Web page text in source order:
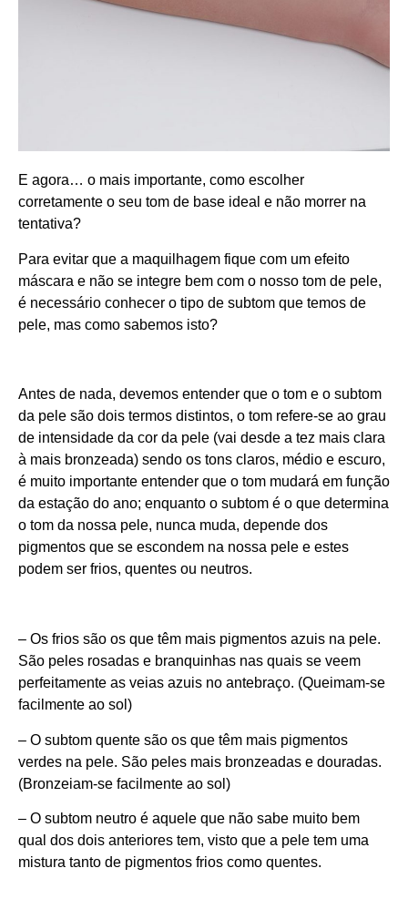
E agora… o mais importante, como escolher
corretamente o seu tom de base ideal e não morrer na
tentativa?
Para evitar que a maquilhagem fique com um efeito
máscara e não se integre bem com o nosso tom de pele,
é necessário conhecer o tipo de subtom que temos de
pele, mas como sabemos isto?
Antes de nada, devemos entender que o tom e o subtom
da pele são dois termos distintos, o tom refere-se ao grau
de intensidade da cor da pele (vai desde a tez mais clara
à mais bronzeada) sendo os tons claros, médio e escuro,
é muito importante entender que o tom mudará em função
da estação do ano; enquanto o subtom é o que determina
o tom da nossa pele, nunca muda, depende dos
pigmentos que se escondem na nossa pele e estes
podem ser frios, quentes ou neutros.
– Os frios são os que têm mais pigmentos azuis na pele.
São peles rosadas e branquinhas nas quais se veem
perfeitamente as veias azuis no antebraço. (Queimam-se
facilmente ao sol)
– O subtom quente são os que têm mais pigmentos
verdes na pele. São peles mais bronzeadas e douradas.
(Bronzeiam-se facilmente ao sol)
– O subtom neutro é aquele que não sabe muito bem
qual dos dois anteriores tem, visto que a pele tem uma
mistura tanto de pigmentos frios como quentes.